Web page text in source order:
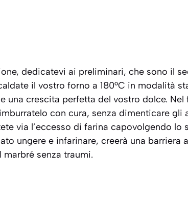
dedicatevi ai preliminari, che sono il
il vostro forno a 180°C in modalità
una crescita perfetta del vostro dolce.
con cura, senza dimenticare gli
via l’eccesso di farina capovolgendo lo
ungere e infarinare, creerà una barriera
senza traumi.